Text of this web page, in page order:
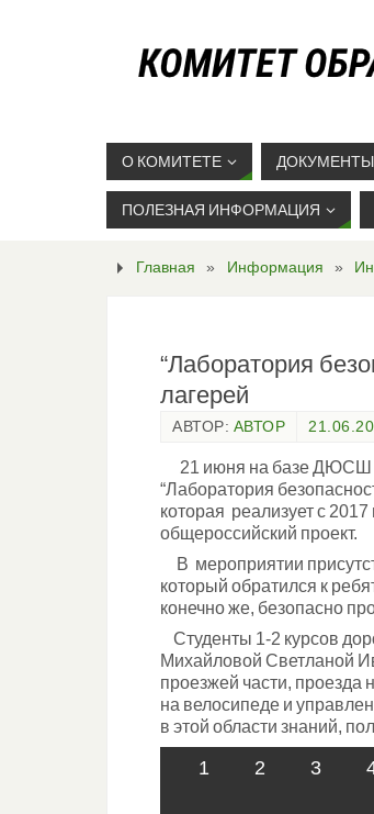
О КОМИТЕТЕ ДОКУМЕНТЫ
ПОЛЕЗНАЯ ИНФОРМАЦИЯ
Главная » Информация »
“Лаборатория
лагерей
АВТОР: АВТОР
21 июня на базе ДЮСШ
“Лаборатория
которая реализует с
общероссийский проект.
В мероприятии
который обратился к
конечно же, безопасно
Студенты 1-2 курсов
Михайловой Светланой
проезжей части, проезда
на велосипеде и
в этой области знаний,
1 2 3